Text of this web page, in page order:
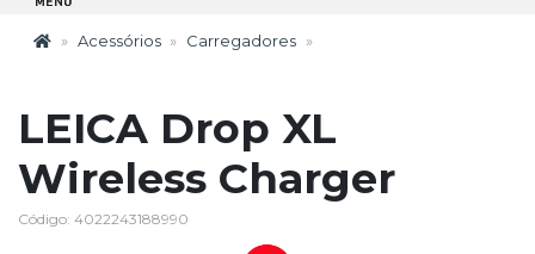
Acessórios Carregadores
LEICA Drop XL
Wireless Charger
Código: 4022243188990